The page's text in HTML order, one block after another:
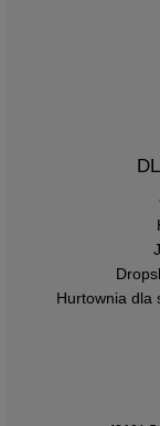
Hurtownia dla